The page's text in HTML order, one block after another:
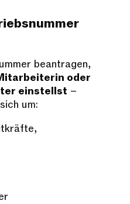
beantragen,
oder
einstellst –
um: